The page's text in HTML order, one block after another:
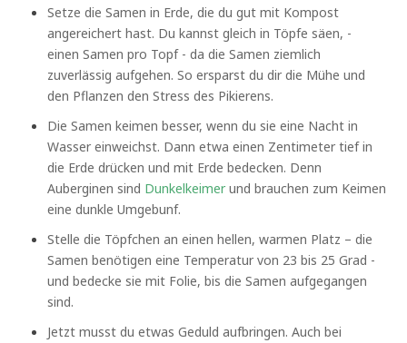
Setze die Samen in Erde, die du gut mit Kompost
angereichert hast. Du kannst gleich in Töpfe säen, -
einen Samen pro Topf - da die Samen ziemlich
zuverlässig aufgehen. So ersparst du dir die Mühe und
den Pflanzen den Stress des Pikierens.
Die Samen keimen besser, wenn du sie eine Nacht in
Wasser einweichst. Dann etwa einen Zentimeter tief in
die Erde drücken und mit Erde bedecken. Denn
Auberginen sind Dunkelkeimer und brauchen zum Keimen
eine dunkle Umgebunf.
Stelle die Töpfchen an einen hellen, warmen Platz – die
Samen benötigen eine Temperatur von 23 bis 25 Grad -
und bedecke sie mit Folie, bis die Samen aufgegangen
sind.
Jetzt musst du etwas Geduld aufbringen. Auch bei